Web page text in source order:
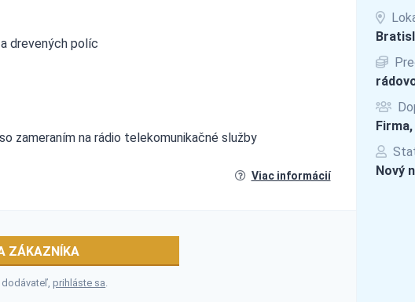
Firma,
Nový
drevených políc
zameraním na rádio telekomunikačné služby
Viac informácií
ZÁKAZNÍKA
dodávateľ,prihláste sa